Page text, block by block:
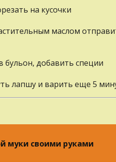
на кусочки
маслом
бульон, добавить специи
лапшу и варить еще 5
муки своими руками